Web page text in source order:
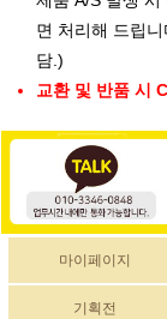
면 처리해 드립
담.)
교환 및 반품 시
마이페이지
기획전